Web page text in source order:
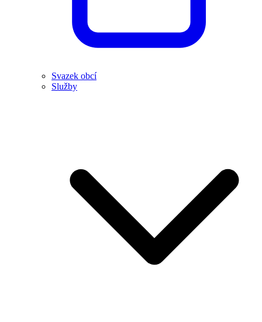
Svazek obcí
Služby